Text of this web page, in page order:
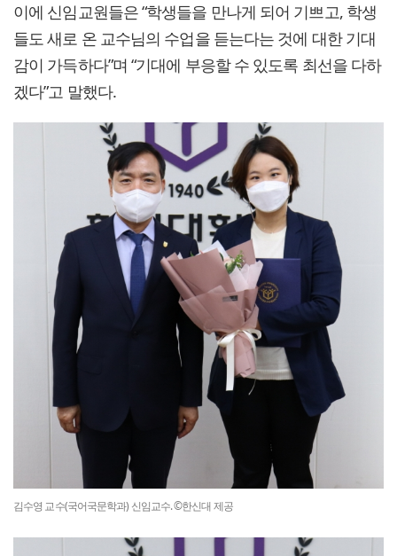
이에 신임교원들은 “학생들을 만나게 되어 기쁘고, 학생
들도 새로 온 교수님의 수업을 듣는다는 것에 대한 기대
감이 가득하다”며 “기대에 부응할 수 있도록 최선을 다하
겠다”고 말했다.
김수영 교수(국어국문학과) 신임교수. ©한신대 제공